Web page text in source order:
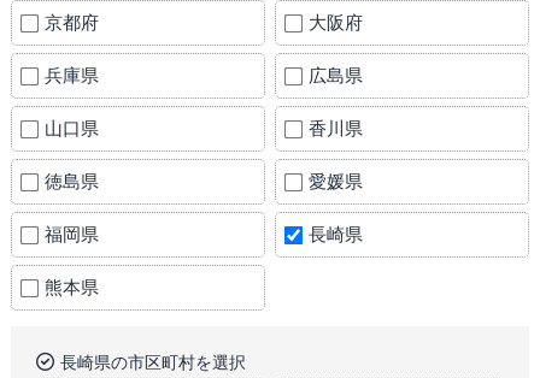
京都府 大阪府
兵庫県 広島県
山口県 香川県
徳島県 愛媛県
福岡県 長崎県
熊本県
長崎県の市区町村を選択